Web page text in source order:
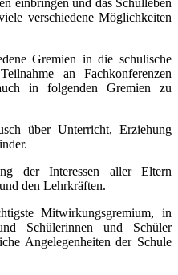
verschiedene Möglichkeiten
Gremien in die schulische
an Fachkonferenzen
in folgenden Gremien zu
über Unterricht, Erziehung
der Interessen aller Eltern
den Lehrkräften.
Mitwirkungsgremium, in
Schülerinnen und Schüler
Angelegenheiten der Schule